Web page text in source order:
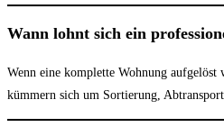
Wann lohnt sich ein
Wenn eine komplette Wohnung
kümmern sich um Sortierung,